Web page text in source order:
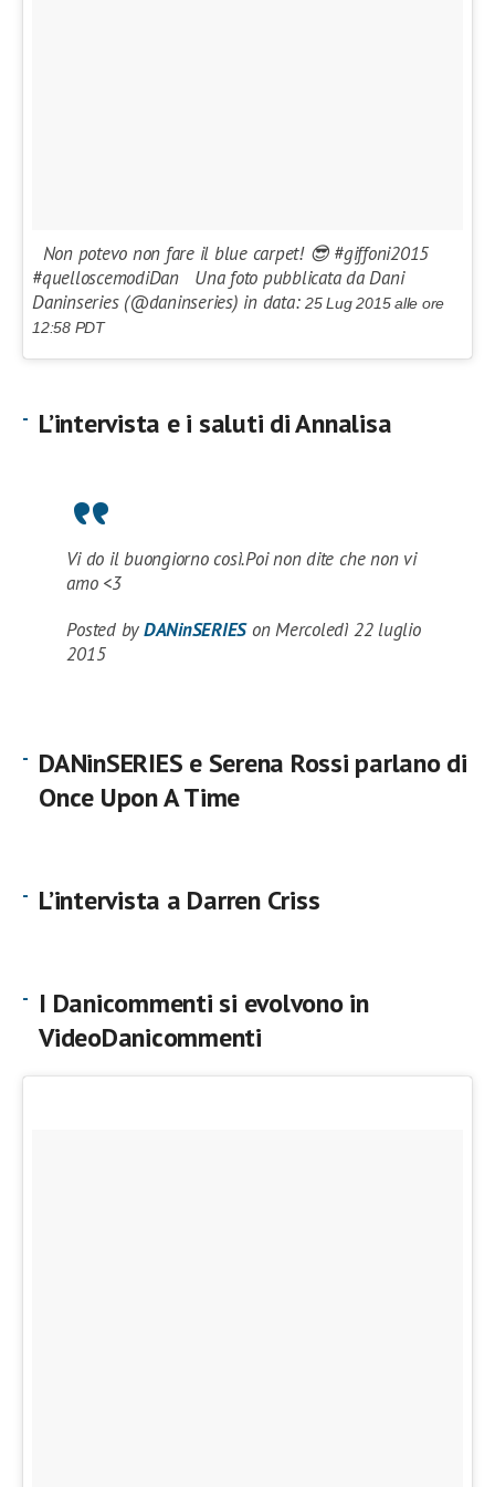
Non potevo non fare il blue carpet! 😎 #giffoni2015
#quelloscemodiDan Una foto pubblicata da Dani
Daninseries (@daninseries) in data:25 Lug 2015 alle ore
12:58 PDT
L’intervista e i saluti di Annalisa
Vi do il buongiorno così.Poi non dite che non vi
amo <3
Posted byDANinSERIESon Mercoledì 22 luglio
2015
DANinSERIES e Serena Rossi parlano di
Once Upon A Time
L’intervista a Darren Criss
I Danicommenti si evolvono in
VideoDanicommenti